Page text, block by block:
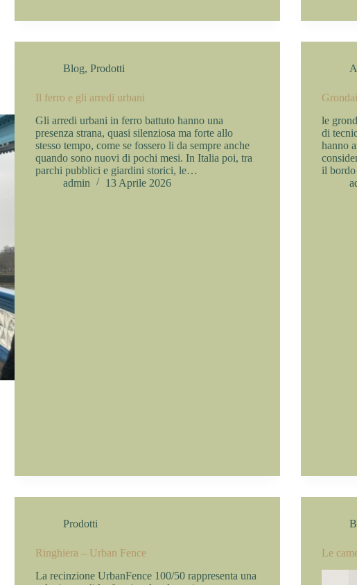
Blog,Prodotti
Il ferro e gli arredi urbani
Gli arredi urbani in ferro battuto hanno una
presenza strana, quasi silenziosa ma forte allo
stesso tempo, come se fossero li da sempre anche
quando sono nuovi di pochi mesi. In Italia poi, tra
parchi pubblici e giardini storici, le…
admin
13 Aprile 2026
le
di
hanno
il
Prodotti
Ringhiera – Urban Fence
La recinzione UrbanFence 100/50 rappresenta una
Le